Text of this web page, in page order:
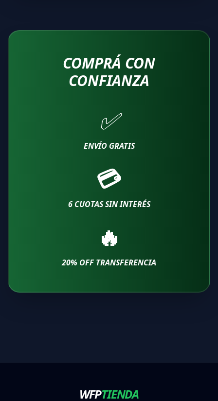
COMPRÁ CON
CONFIANZA
✅
ENVÍO GRATIS
💳
6 CUOTAS SIN INTERÉS
🔥
20% OFF TRANSFERENCIA
WFPTIENDA